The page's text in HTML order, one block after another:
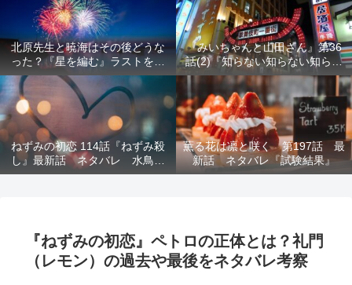
北原先生と暁海はその後どうな
った？『星を編む』ラストをネ
タバレ解説
『みいちゃんと山田さん』第36
話(2)『知らない知らない知らな
い』最新話 ネタバレ 犯人確
定 次回最終回
ねずみの初恋 114話『ねずみ殺
し』最新話 ネタバレ 水鳥死
亡 鯆を殺すか
薫る花は凛と咲く 第197話 最
新話 ネタバレ『試験結果』
『ねずみの初恋』ペトロの正体とは？礼門
（レモン）の過去や最後をネタバレ考察